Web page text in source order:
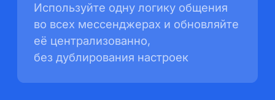
Используйте одну логику общения
во всех мессенджерах и обновляйте
её централизованно,
без дублирования настроек